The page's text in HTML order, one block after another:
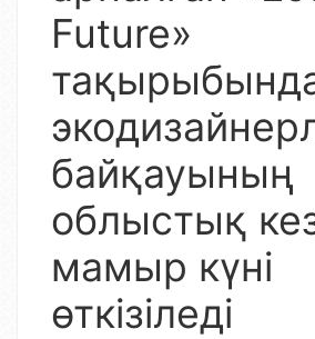
Future»
байқауының
облыстық
мамыр күні
өткізіледі